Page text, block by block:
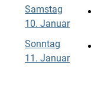
Samstag
10. Januar
Sonntag
11. Januar